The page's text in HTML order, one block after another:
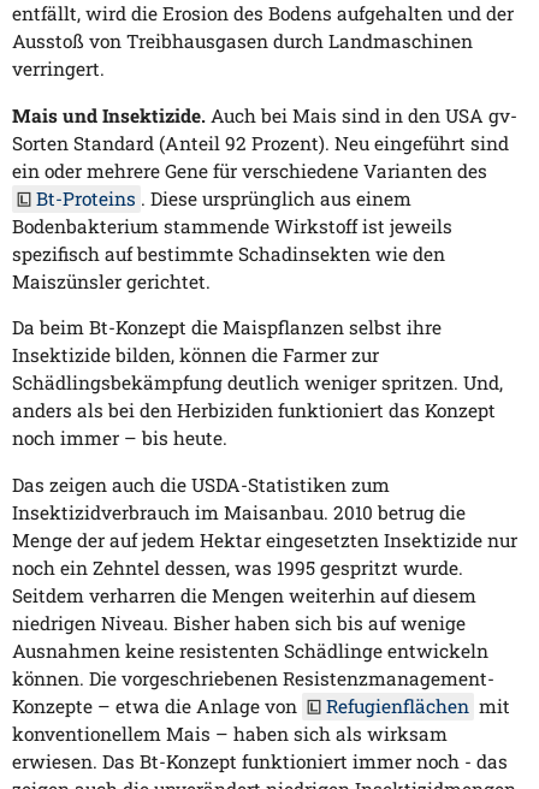
entfällt, wird die Erosion des Bodens aufgehalten und der
Ausstoß von Treibhausgasen durch Landmaschinen
verringert.
Mais und Insektizide. Auch bei Mais sind in den USA gv-
Sorten Standard (Anteil 92 Prozent). Neu eingeführt sind
ein oder mehrere Gene für verschiedene Varianten des
Bt-Proteins . Diese ursprünglich aus einem
Bodenbakterium stammende Wirkstoff ist jeweils
spezifisch auf bestimmte Schadinsekten wie den
Maiszünsler gerichtet.
Da beim Bt-Konzept die Maispflanzen selbst ihre
Insektizide bilden, können die Farmer zur
Schädlingsbekämpfung deutlich weniger spritzen. Und,
anders als bei den Herbiziden funktioniert das Konzept
noch immer – bis heute.
Das zeigen auch die USDA-Statistiken zum
Insektizidverbrauch im Maisanbau. 2010 betrug die
Menge der auf jedem Hektar eingesetzten Insektizide nur
noch ein Zehntel dessen, was 1995 gespritzt wurde.
Seitdem verharren die Mengen weiterhin auf diesem
niedrigen Niveau. Bisher haben sich bis auf wenige
Ausnahmen keine resistenten Schädlinge entwickeln
können. Die vorgeschriebenen Resistenzmanagement-
Konzepte – etwa die Anlage von
Refugienflächen mit
konventionellem Mais – haben sich als wirksam
erwiesen. Das Bt-Konzept funktioniert immer noch - das